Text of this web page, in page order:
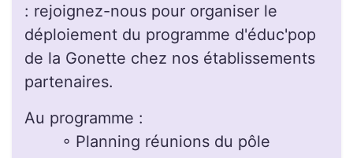
: rejoignez-nous pour organiser le
déploiement du programme d'éduc'pop
de la Gonette chez nos établissements
partenaires.
Au programme :
◦ Planning réunions du pôle